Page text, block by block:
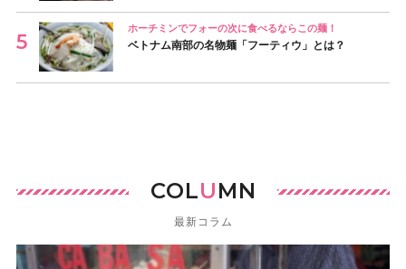
ホーチミンでフォーの次に食べるならこの麺！
ベトナム南部の名物麺「フーティウ」とは？
COLUMN
最新コラム